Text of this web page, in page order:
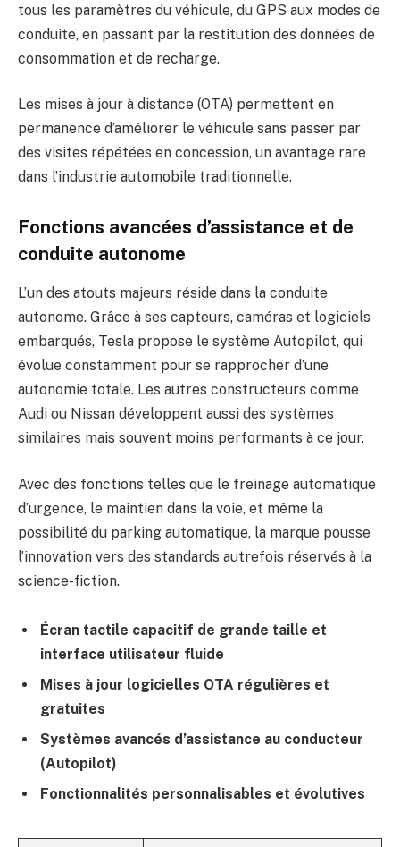
tous les paramètres du véhicule, du GPS aux modes de
conduite, en passant par la restitution des données de
consommation et de recharge.
Les mises à jour à distance (OTA) permettent en
permanence d’améliorer le véhicule sans passer par
des visites répétées en concession, un avantage rare
dans l’industrie automobile traditionnelle.
Fonctions avancées d’assistance et de
conduite autonome
L’un des atouts majeurs réside dans la conduite
autonome. Grâce à ses capteurs, caméras et logiciels
embarqués, Tesla propose le système Autopilot, qui
évolue constamment pour se rapprocher d’une
autonomie totale. Les autres constructeurs comme
Audi ou Nissan développent aussi des systèmes
similaires mais souvent moins performants à ce jour.
Avec des fonctions telles que le freinage automatique
d’urgence, le maintien dans la voie, et même la
possibilité du parking automatique, la marque pousse
l’innovation vers des standards autrefois réservés à la
science-fiction.
Écran tactile capacitif de grande taille et
interface utilisateur fluide
Mises à jour logicielles OTA régulières et
gratuites
Systèmes avancés d’assistance au conducteur
(Autopilot)
Fonctionnalités personnalisables et évolutives